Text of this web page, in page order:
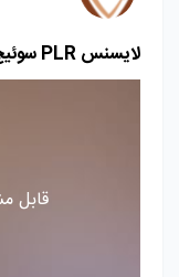
لایسنس PLR سوئیچ کاتالیست سیسکو
قابل